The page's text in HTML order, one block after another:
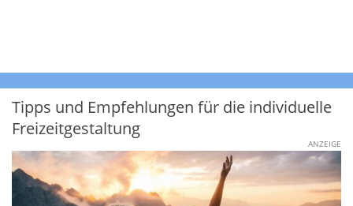
Tipps und Empfehlungen für die individuelle
Freizeitgestaltung
ANZEIGE